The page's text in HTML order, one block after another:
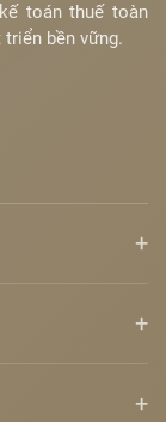
toán thuế toàn
bền vững.
+
+
+